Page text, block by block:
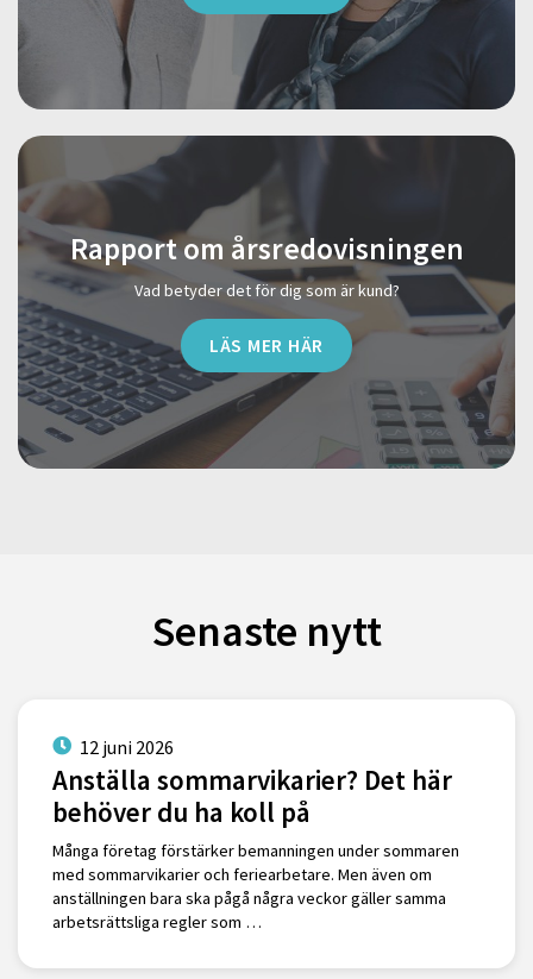
Rapport om årsredovisningen
Vad betyder det för dig som är kund?
LÄS MER HÄR
Senaste nytt
12 juni 2026
Anställa sommarvikarier? Det här
behöver du ha koll på
Många företag förstärker bemanningen under sommaren
med sommarvikarier och feriearbetare. Men även om
anställningen bara ska pågå några veckor gäller samma
arbetsrättsliga regler som …